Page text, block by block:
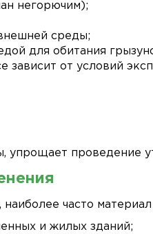
негорючим);
среды;
для обитания
от условий
упрощает проведение
часто
и жилых зданий;